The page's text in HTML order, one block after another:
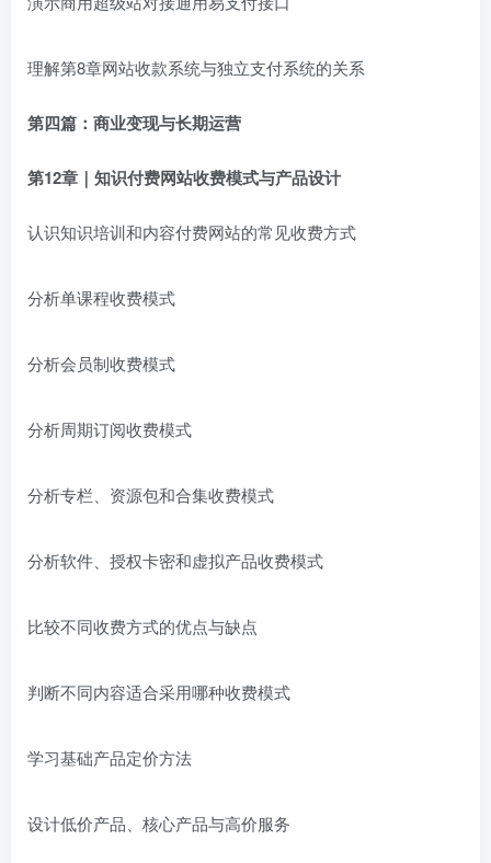
理解第8章网站收款系统与独立支付系统的关系
第四篇：商业变现与长期运营
第12章｜知识付费网站收费模式与产品设计
认识知识培训和内容付费网站的常见收费方式
分析单课程收费模式
分析会员制收费模式
分析周期订阅收费模式
分析专栏、资源包和合集收费模式
分析软件、授权卡密和虚拟产品收费模式
比较不同收费方式的优点与缺点
判断不同内容适合采用哪种收费模式
学习基础产品定价方法
设计低价产品、核心产品与高价服务